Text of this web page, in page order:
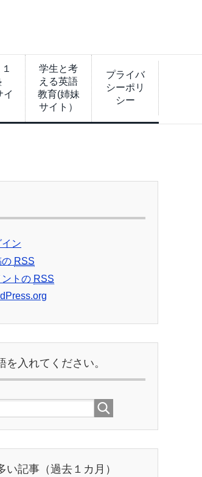
イ
学生と考
える英語
教育(姉妹
サイト）
プライバ
シーポリ
シー
イン
の RSS
ントの RSS
を入れてください。
い記事（過去１カ月）